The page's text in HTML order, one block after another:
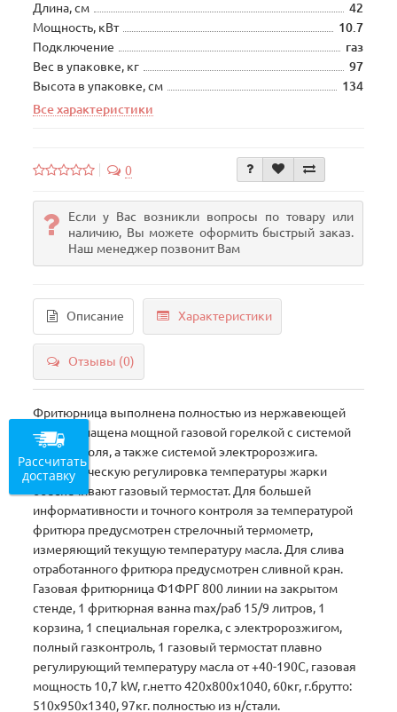
Длина, см
42
Мощность, кВт
10.7
Подключение
газ
Вес в упаковке, кг
97
Высота в упаковке, см
134
Все характеристики
0
Если у Вас возникли вопросы по товару или
наличию, Вы можете оформить быстрый заказ.
Наш менеджер позвонит Вам
Описание Характеристики
Отзывы (0)
Фритюрница выполнена полностью из нержавеющей
стали, оснащена мощной газовой горелкой с системой
газ-контроля, а также системой электророзжига.
Автоматическую регулировка температуры жарки
обеспечивают газовый термостат. Для большей
информативности и точного контроля за температурой
фритюра предусмотрен стрелочный термометр,
измеряющий текущую температуру масла. Для слива
отработанного фритюра предусмотрен сливной кран.
Газовая фритюрница Ф1ФРГ 800 линии на закрытом
стенде, 1 фритюрная ванна max/раб 15/9 литров, 1
корзина, 1 специальная горелка, с электророзжигом,
полный газконтроль, 1 газовый термостат плавно
регулирующий температуру масла от +40-190С, газовая
мощность 10,7 kW, г.нетто 420х800х1040, 60кг, г.брутто:
510х950х1340, 97кг. полностью из н/стали.
Рассчитать
доставку